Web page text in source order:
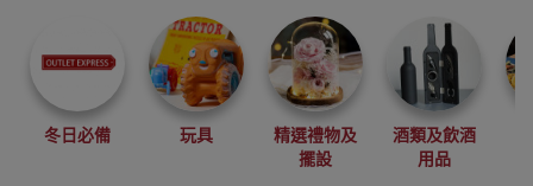
尋找最更新、最
潮、有特色而且
優惠的優質產
品，從用家的角
度為你帶來你的
最好選擇。
冬日必備 玩具
精選禮物及
擺設
酒類及飲酒
用品